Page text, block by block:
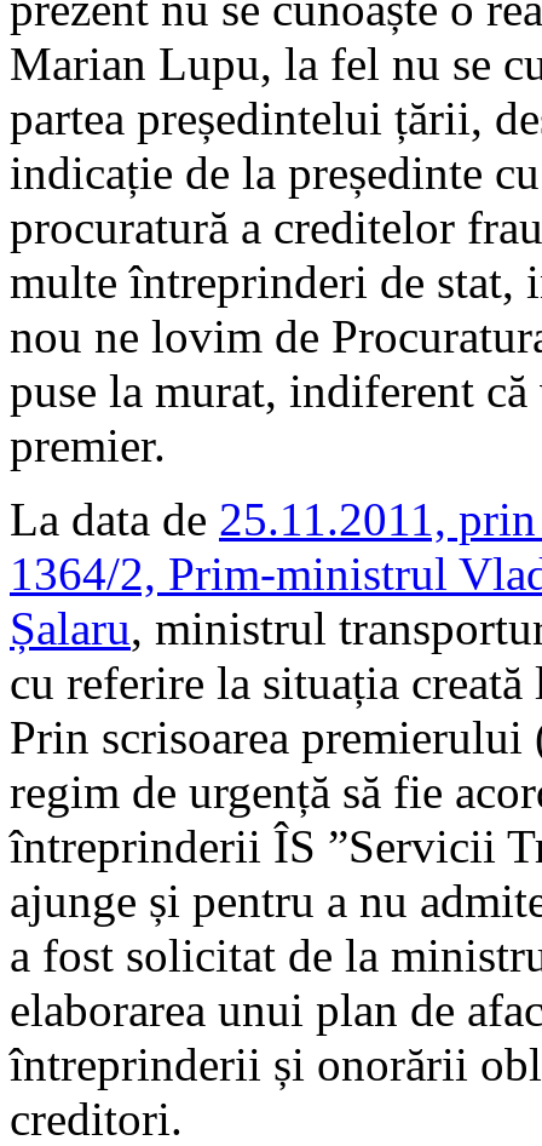
Marian Lupu, la fel nu se
partea președintelui țării,
indicație de la președinte
procuratură a creditelor
multe întreprinderi de
nou ne lovim de
puse la murat, indiferent
premier.
La data de 25.11.2011,
1364/2, Prim-ministrul
Șalaru, ministrul
cu referire la situația
Prin scrisoarea premierului
regim de urgență să fie
întreprinderii ÎS ”Servicii
ajunge și pentru a nu
a fost solicitat de la
elaborarea unui plan de
întreprinderii și onorării
creditori.